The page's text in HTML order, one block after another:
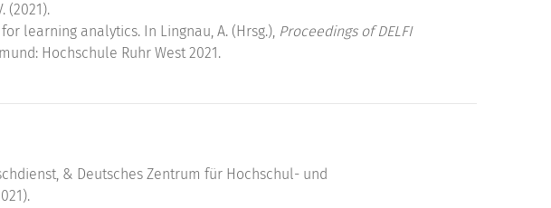
(2021).
learning analytics. In Lingnau, A. (Hrsg.), Proceedings of DELFI
Hochschule Ruhr West 2021.
& Deutsches Zentrum für Hochschul- und